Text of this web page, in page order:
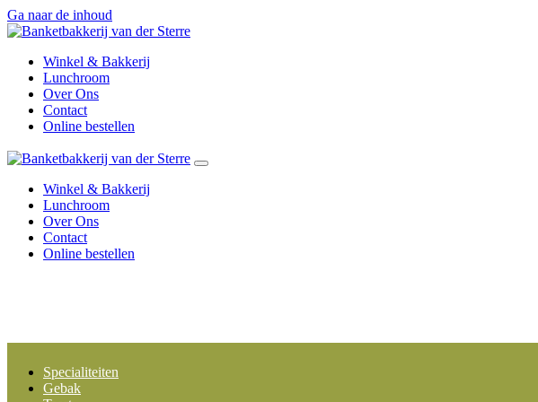
Ga naar de inhoud
Winkel & Bakkerij
Lunchroom
Over Ons
Contact
Online bestellen
Winkel & Bakkerij
Lunchroom
Over Ons
Contact
Online bestellen
Specialiteiten
Gebak